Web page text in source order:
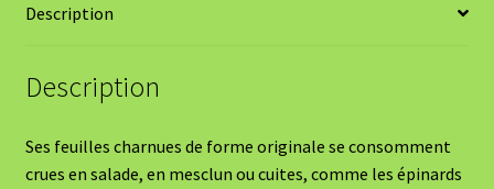
Description
Description
Ses feuilles charnues de forme originale se consomment
crues en salade, en mesclun ou cuites, comme les épinards